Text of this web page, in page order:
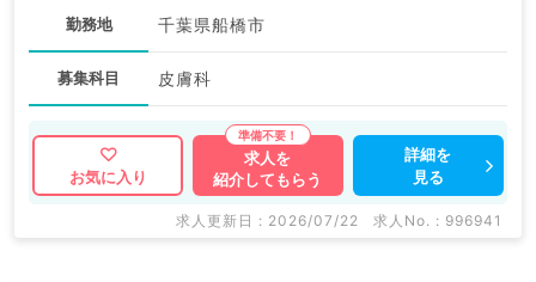
勤務地 千葉県船橋市
募集科目 皮膚科
お気に入り
求人を
紹介してもらう
詳細を
見る
求人更新日 : 2026/07/22 求人No. : 996941